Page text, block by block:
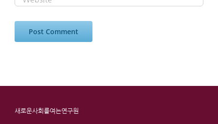
새로운사회를여는연구원